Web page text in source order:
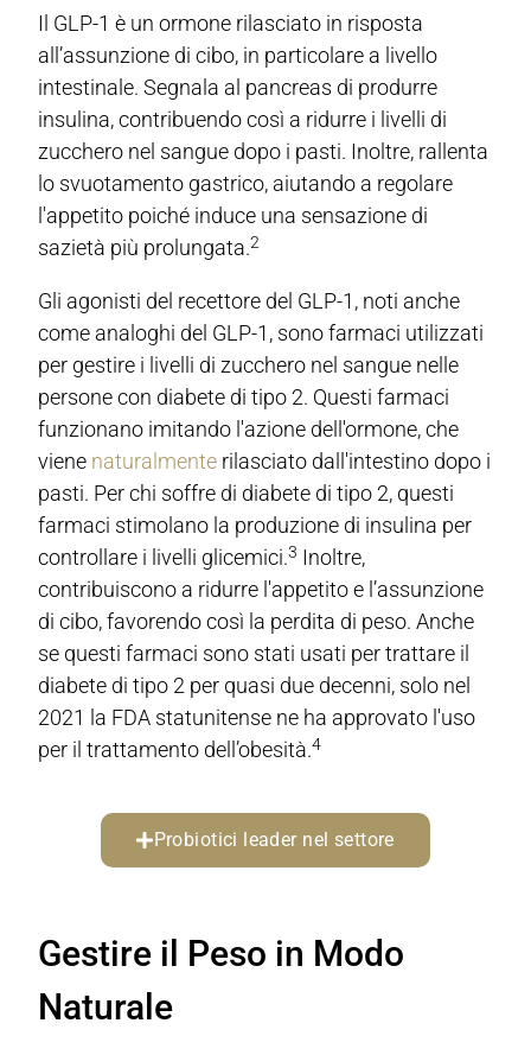
Il GLP-1 è un ormone rilasciato in risposta
all’assunzione di cibo, in particolare a livello
intestinale. Segnala al pancreas di produrre
insulina, contribuendo così a ridurre i livelli di
zucchero nel sangue dopo i pasti. Inoltre, rallenta
lo svuotamento gastrico, aiutando a regolare
l'appetito poiché induce una sensazione di
sazietà più prolungata.2
Gli agonisti del recettore del GLP-1, noti anche
come analoghi del GLP-1, sono farmaci utilizzati
per gestire i livelli di zucchero nel sangue nelle
persone con diabete di tipo 2. Questi farmaci
funzionano imitando l'azione dell'ormone, che
viene naturalmente rilasciato dall'intestino dopo i
pasti. Per chi soffre di diabete di tipo 2, questi
farmaci stimolano la produzione di insulina per
controllare i livelli glicemici.3 Inoltre,
contribuiscono a ridurre l'appetito e l’assunzione
di cibo, favorendo così la perdita di peso. Anche
se questi farmaci sono stati usati per trattare il
diabete di tipo 2 per quasi due decenni, solo nel
2021 la FDA statunitense ne ha approvato l'uso
per il trattamento dell’obesità.4
Probiotici leader nel settore
Gestire il Peso in Modo
Naturale